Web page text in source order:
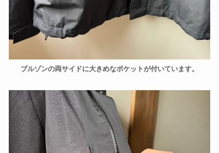
ブルゾンの両サイドに大きめなポケットが付いています。